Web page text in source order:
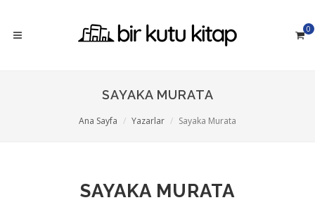
0
SAYAKA MURATA
Ana Sayfa Yazarlar Sayaka Murata
SAYAKA MURATA